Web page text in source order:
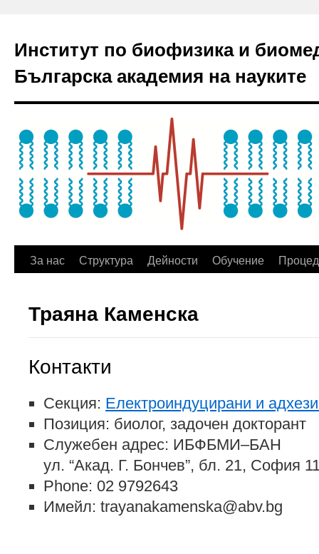
Институт по биофизика и
Българска академия на науките
За нас Структура Дейности Обучение
Траяна Каменска
Контакти
Секция: Електроиндуцирани и
Позиция: биолог, задочен докторант
Служебен адрес: ИБФБМИ–БАН
ул. “Акад. Г. Бончев”, бл. 21, София
Phone: 02 9792643
Имейл: trayanakamenska@abv.bg